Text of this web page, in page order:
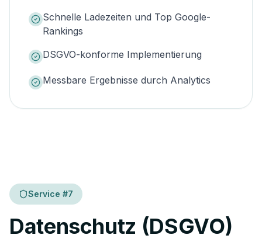
Schnelle Ladezeiten und Top Google-
Rankings
DSGVO-konforme Implementierung
Messbare Ergebnisse durch Analytics
Service #7
Datenschutz (DSGVO)